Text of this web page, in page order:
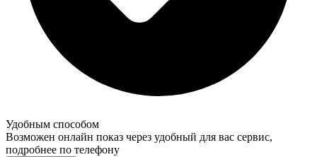
Удобным способом
Возможен онлайн показ через удобный для вас сервис,
подробнее по телефону